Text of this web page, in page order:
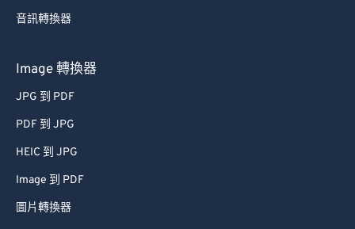
音訊轉換器
Image 轉換器
JPG 到 PDF
PDF 到 JPG
HEIC 到 JPG
Image 到 PDF
圖片轉換器